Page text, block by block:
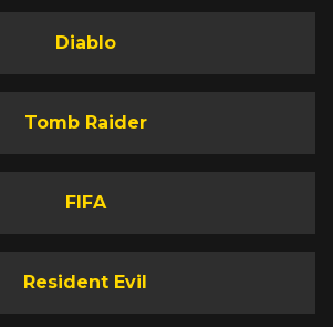
Diablo
Tomb Raider
FIFA
Resident Evil